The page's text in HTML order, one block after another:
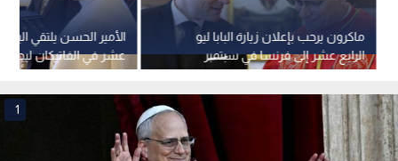
الأمير الحسن يلتقي البابا
عشر في الفاتيكان لبحث
الإنساني
ماكرون يرحب بإعلان زيارة البابا ليو
الرابع عشر إلى فرنسا في سبتمبر
المقبل
1